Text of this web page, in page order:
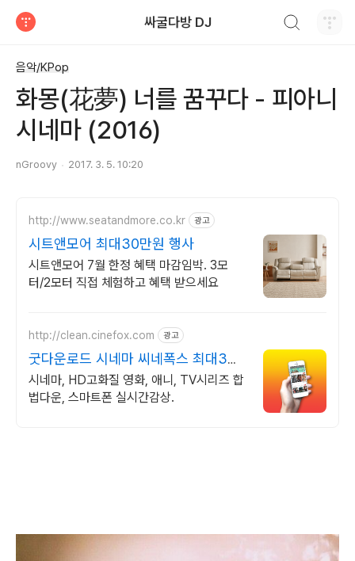
싸굴다방 DJ
음악/KPop
화몽(花夢) 너를 꿈꾸다 - 피아니
시네마 (2016)
nGroovy 2017. 3. 5. 10:20
http://www.seatandmore.co.kr 광고
시트앤모어 최대30만원 행사
시트앤모어 7월 한정 혜택 마감임박. 3모
터/2모터 직접 체험하고 혜택 받으세요
http://clean.cinefox.com 광고
굿다운로드 시네마 씨네폭스 최대3만
원+10%추가적립
시네마, HD고화질 영화, 애니, TV시리즈 합
법다운, 스마트폰 실시간감상.